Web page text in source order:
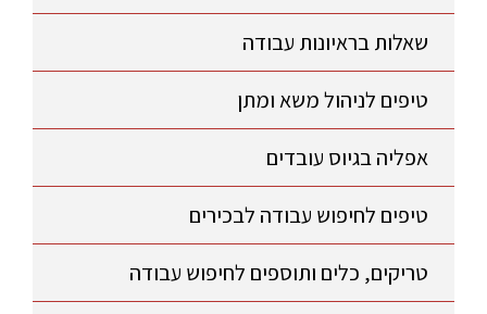
שאלות בראיונות עבודה
טיפים לניהול משא ומתן
אפליה בגיוס עובדים
טיפים לחיפוש עבודה לבכירים
טריקים, כלים ותוספים לחיפוש עבודה